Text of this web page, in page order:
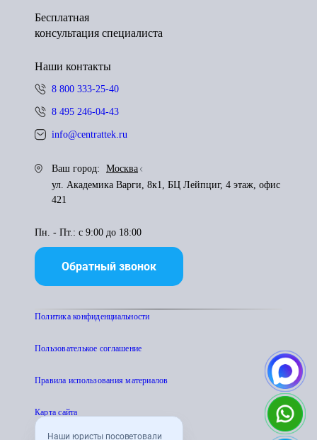
Наши юристы посоветовали
Бесплатная
консультация специалиста
Наши контакты
8 800 333-25-40
8 495 246-04-43
info@centrattek.ru
Ваш город:
Москва
ул. Академика Варги, 8к1, БЦ Лейпциг, 4 этаж, офис
421
Пн. - Пт.: с 9:00 до 18:00
Обратный звонок
Политика конфиденциальности
Пользователькое соглашение
Правила использования материалов
Карта сайта